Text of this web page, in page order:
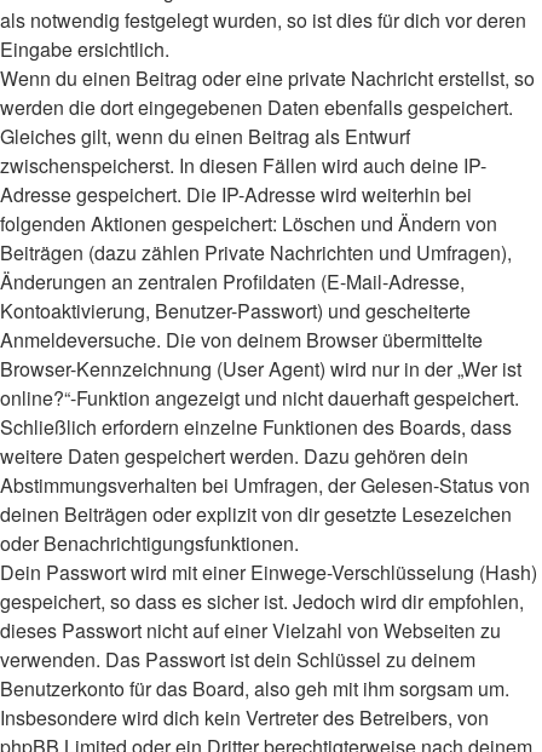
als notwendig festgelegt wurden, so ist dies für dich vor deren
Eingabe ersichtlich.
Wenn du einen Beitrag oder eine private Nachricht erstellst, so
werden die dort eingegebenen Daten ebenfalls gespeichert.
Gleiches gilt, wenn du einen Beitrag als Entwurf
zwischenspeicherst. In diesen Fällen wird auch deine IP-
Adresse gespeichert. Die IP-Adresse wird weiterhin bei
folgenden Aktionen gespeichert: Löschen und Ändern von
Beiträgen (dazu zählen Private Nachrichten und Umfragen),
Änderungen an zentralen Profildaten (E-Mail-Adresse,
Kontoaktivierung, Benutzer-Passwort) und gescheiterte
Anmeldeversuche. Die von deinem Browser übermittelte
Browser-Kennzeichnung (User Agent) wird nur in der „Wer ist
online?“-Funktion angezeigt und nicht dauerhaft gespeichert.
Schließlich erfordern einzelne Funktionen des Boards, dass
weitere Daten gespeichert werden. Dazu gehören dein
Abstimmungsverhalten bei Umfragen, der Gelesen-Status von
deinen Beiträgen oder explizit von dir gesetzte Lesezeichen
oder Benachrichtigungsfunktionen.
Dein Passwort wird mit einer Einwege-Verschlüsselung (Hash)
gespeichert, so dass es sicher ist. Jedoch wird dir empfohlen,
dieses Passwort nicht auf einer Vielzahl von Webseiten zu
verwenden. Das Passwort ist dein Schlüssel zu deinem
Benutzerkonto für das Board, also geh mit ihm sorgsam um.
Insbesondere wird dich kein Vertreter des Betreibers, von